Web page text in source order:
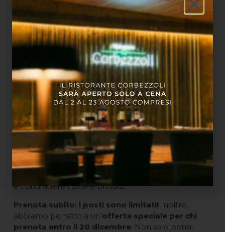
. Con le sue selezioni musicali animerà la
festa da mezzanotte in poi.
Per rendere la tua esperienza ancora più speciale,
Relais Bellaria ha pensato adue pacchetti, con o
senza soggiorno . Potrai scegliere se cenare in
hotel e divertirti con l’intrattenimento che abbiamo
pensato per te e gli altri ospiti oppure, prenotando
una camera in hotel, potrai goderti la serata senza
preoccuparti del rientro in auto. Ogni camera è
arredata con gusto e dotata di tutti i comfort,
garantendo un ambiente ideale per riposarsi dopo i
festeggiamenti.
Il Capodanno al Relais Bellaria è pensato per tutti:
famiglie, amici, coppie e gruppi. L’ambiente
conviviale sarà perfetto per fare nuove conoscenze
e condividere risate e brindisi.
Prenota subito: i posti sono limitati! Inoltre,
abbiamo pensato a un’offerta speciale per chi
prenota entro il 20 dicembre. Non solo potrai